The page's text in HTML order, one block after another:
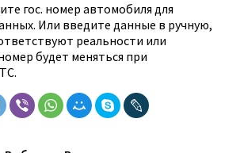
гос. номер автомобиля для
Или введите данные в ручную,
реальности или
будет меняться при